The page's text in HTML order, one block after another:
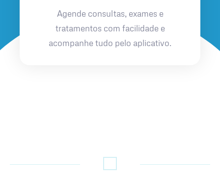
Agende consultas, exames e
tratamentos com facilidade e
acompanhe tudo pelo aplicativo.